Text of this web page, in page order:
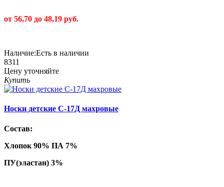
от 56,70 до 48,19 руб.
Наличие:Есть в наличии
8311
Цену уточняйте
Купить
Носки детские С-17Д махровые
Состав:
Хлопок 90% ПА 7%
ПУ(эластан) 3%